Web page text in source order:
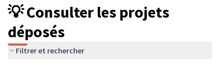
💡 Consulter les projets
déposés
Filtrer et rechercher